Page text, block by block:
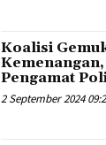
Koalisi
Pengamat
2 September 2024